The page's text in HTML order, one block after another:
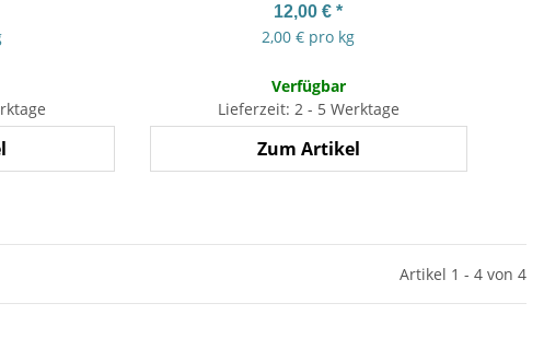
12,00 €*
2,00 € pro kg
Verfügbar
Lieferzeit: 2 - 5 Werktage
Zum Artikel
Artikel 1 - 4 von 4